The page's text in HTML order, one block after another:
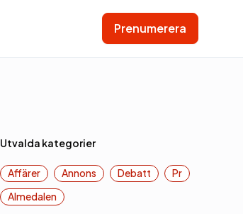
Prenumerera
Utvalda kategorier
Affärer Annons Debatt
Pr
Almedalen